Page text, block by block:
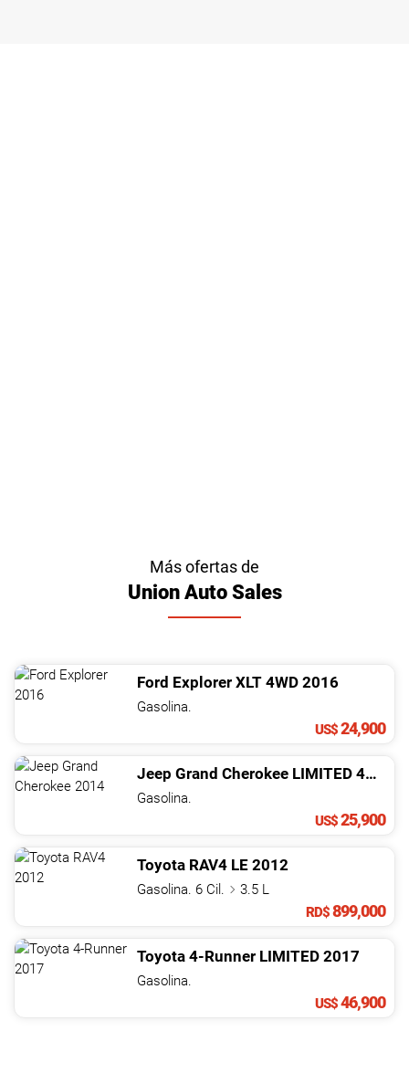
Más ofertas de
Union Auto Sales
Ford Explorer XLT 4WD 2016
Gasolina.
US$24,900
Jeep Grand Cherokee LIMITED 4X4
Gasolina.
US$25,900
Toyota RAV4 LE 2012
Gasolina. 6 Cil.
3.5 L
RD$899,000
Toyota 4-Runner LIMITED 2017
Gasolina.
US$46,900